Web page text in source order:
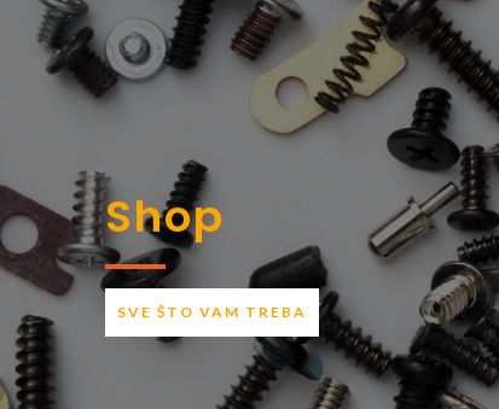
Shop
SVE ŠTO VAM TREBA